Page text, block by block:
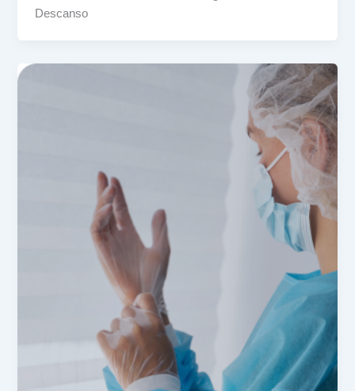
Descanso